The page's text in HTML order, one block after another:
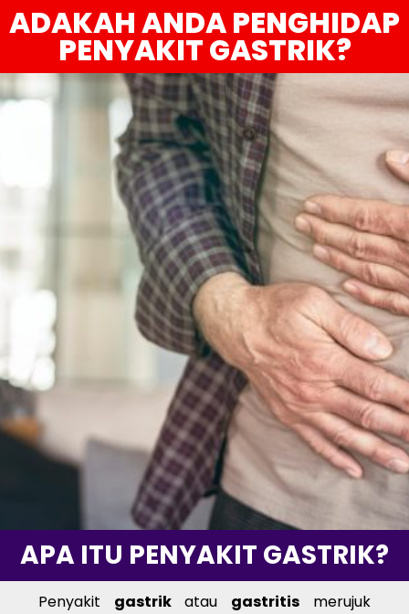
ADAKAH ANDA PENGHIDAP
PENYAKIT GASTRIK?
APA ITU PENYAKIT GASTRIK?
Penyakit gastrikatau gastritis merujuk